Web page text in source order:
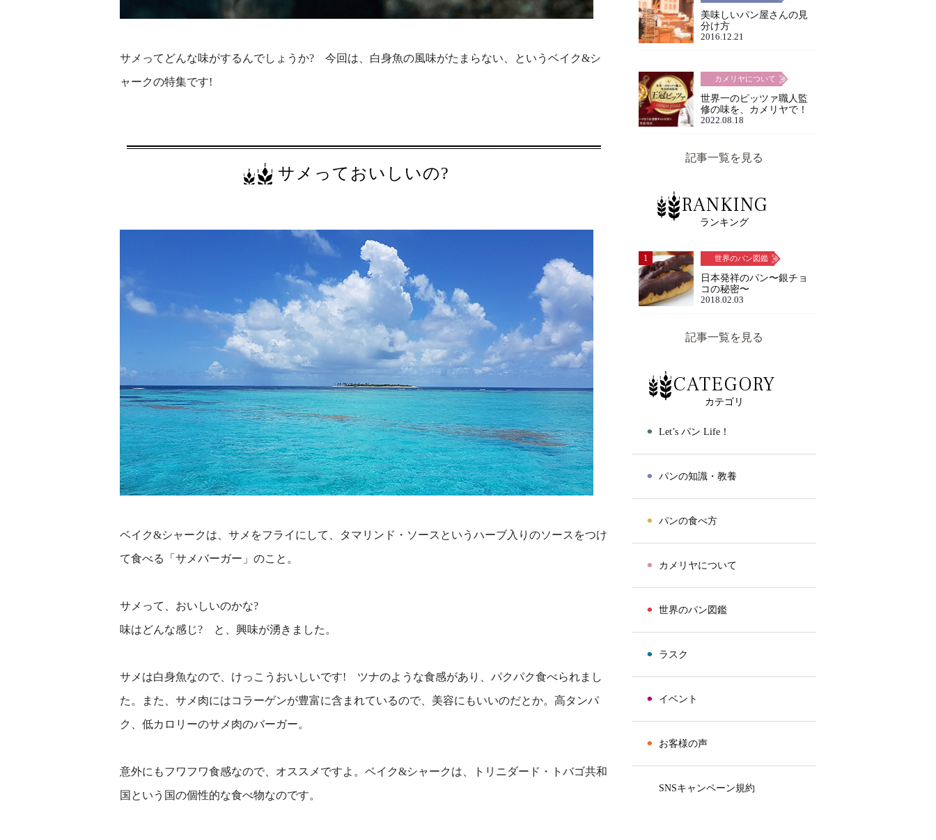
サメってどんな味がするんでしょうか? 今回は、白身魚の風味がたまらない、というベイク&シ
ャークの特集です!
サメっておいしいの?
ベイク&シャークは、サメをフライにして、タマリンド・ソースというハーブ入りのソースをつけ
て食べる「サメバーガー」のこと。
サメって、おいしいのかな?
味はどんな感じ? と、興味が湧きました。
サメは白身魚なので、けっこうおいしいです! ツナのような食感があり、パクパク食べられまし
た。また、サメ肉にはコラーゲンが豊富に含まれているので、美容にもいいのだとか。高タンパ
ク、低カロリーのサメ肉のバーガー。
意外にもフワフワ食感なので、オススメですよ。ベイク&シャークは、トリニダード・トバゴ共和
国という国の個性的な食べ物なのです。
美味しいパン屋さんの見
分け方
2016.12.21
カメリヤについて
世界一のピッツァ職人監
修の味を、カメリヤで！
2022.08.18
記事一覧を見る
RANKING
ランキング
1 世界のパン図鑑
日本発祥のパン〜銀チョ
コの秘密〜
2018.02.03
記事一覧を見る
CATEGORY
カテゴリ
⚫︎ Let’s パン Life！
⚫︎ パンの知識・教養
⚫︎ パンの食べ方
⚫︎ カメリヤについて
⚫︎ 世界のパン図鑑
⚫︎ ラスク
⚫︎ イベント
⚫︎ お客様の声
SNSキャンペーン規約